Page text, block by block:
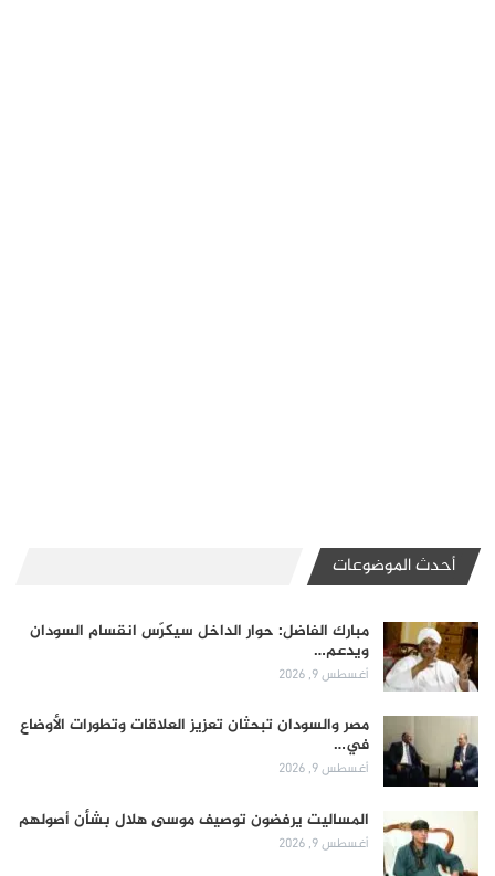
أحدث الموضوعات
مبارك الفاضل: حوار الداخل سيكرّس انقسام السودان
ويدعم…
أغسطس 9, 2026
مصر والسودان تبحثان تعزيز العلاقات وتطورات الأوضاع
في…
أغسطس 9, 2026
المساليت يرفضون توصيف موسى هلال بشأن أصولهم
أغسطس 9, 2026